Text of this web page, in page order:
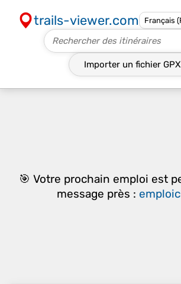
trails-viewer.com
Importer un fichier GPX
🎯 Votre prochain emploi est
message près :